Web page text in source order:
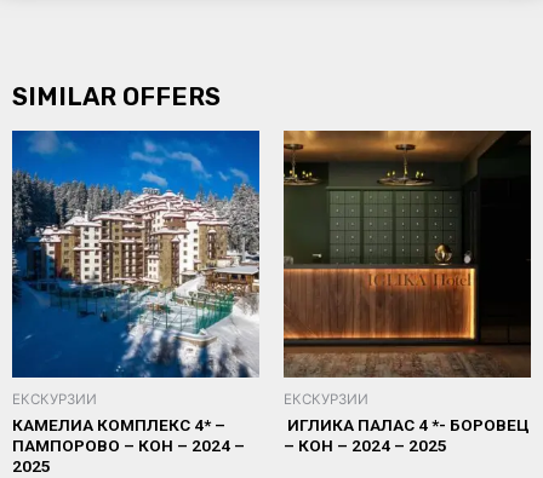
SIMILAR OFFERS
ЕКСКУРЗИИ
КАМЕЛИА КОМПЛЕКС 4* –
ПАМПОРОВО – КОН – 2024 –
2025
ЕКСКУРЗИИ
ИГЛИКА ПАЛАС 4 *- БОРОВЕЦ
– КОН – 2024 – 2025